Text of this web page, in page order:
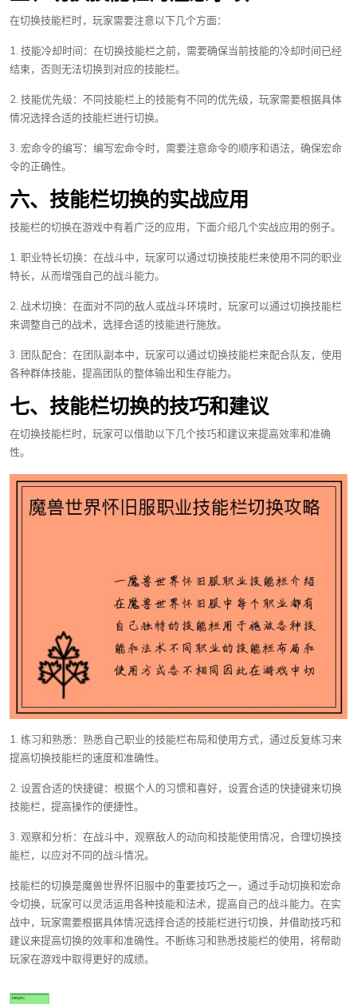
在切换技能栏时，玩家需要注意以下几个方面：
1. 技能冷却时间：在切换技能栏之前，需要确保当前技能的冷却时间已经
结束，否则无法切换到对应的技能栏。
2. 技能优先级：不同技能栏上的技能有不同的优先级，玩家需要根据具体
情况选择合适的技能栏进行切换。
3. 宏命令的编写：编写宏命令时，需要注意命令的顺序和语法，确保宏命
令的正确性。
六、技能栏切换的实战应用
技能栏的切换在游戏中有着广泛的应用，下面介绍几个实战应用的例子。
1. 职业特长切换：在战斗中，玩家可以通过切换技能栏来使用不同的职业
特长，从而增强自己的战斗能力。
2. 战术切换：在面对不同的敌人或战斗环境时，玩家可以通过切换技能栏
来调整自己的战术，选择合适的技能进行施放。
3. 团队配合：在团队副本中，玩家可以通过切换技能栏来配合队友，使用
各种群体技能，提高团队的整体输出和生存能力。
七、技能栏切换的技巧和建议
在切换技能栏时，玩家可以借助以下几个技巧和建议来提高效率和准确
性。
1. 练习和熟悉：熟悉自己职业的技能栏布局和使用方式，通过反复练习来
提高切换技能栏的速度和准确性。
2. 设置合适的快捷键：根据个人的习惯和喜好，设置合适的快捷键来切换
技能栏，提高操作的便捷性。
3. 观察和分析：在战斗中，观察敌人的动向和技能使用情况，合理切换技
能栏，以应对不同的战斗情况。
技能栏的切换是魔兽世界怀旧服中的重要技巧之一，通过手动切换和宏命
令切换，玩家可以灵活运用各种技能和法术，提高自己的战斗能力。在实
战中，玩家需要根据具体情况选择合适的技能栏进行切换，并借助技巧和
建议来提高切换的效率和准确性。不断练习和熟悉技能栏的使用，将帮助
玩家在游戏中取得更好的成绩。